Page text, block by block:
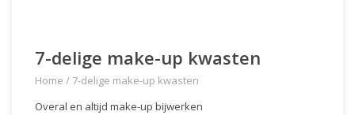
7-delige make-up kwasten
Home / 7-delige make-up kwasten
Overal en altijd make-up bijwerken